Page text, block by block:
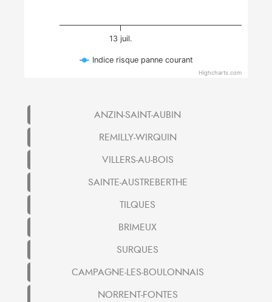
13 juil.
Indice risque panne courant
Highcharts.com
ANZIN-SAINT-AUBIN
REMILLY-WIRQUIN
VILLERS-AU-BOIS
SAINTE-AUSTREBERTHE
TILQUES
BRIMEUX
SURQUES
CAMPAGNE-LES-BOULONNAIS
NORRENT-FONTES